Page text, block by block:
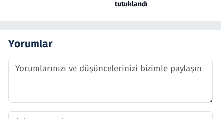
tutuklandı
Yorumlar